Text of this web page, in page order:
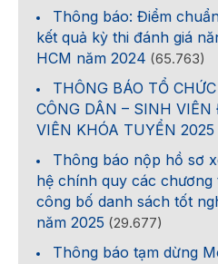
Thông báo: Điểm
kết quả kỳ thi đánh giá
HCM năm 2024 (65.763)
THÔNG BÁO TỔ
CÔNG DÂN – SINH
VIÊN KHÓA TUYỂN 2025
Thông báo nộp hồ sơ
hệ chính quy các
công bố danh sách tốt
năm 2025 (29.677)
Thông báo tạm dừng